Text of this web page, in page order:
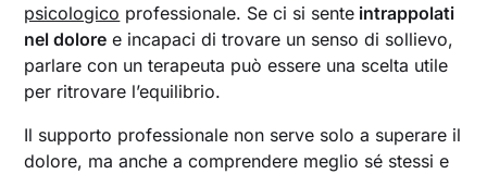
psicologico professionale. Se ci si sente intrappolati
nel dolore e incapaci di trovare un senso di sollievo,
parlare con un terapeuta può essere una scelta utile
per ritrovare l’equilibrio.
Il supporto professionale non serve solo a superare il
dolore, ma anche a comprendere meglio sé stessi e